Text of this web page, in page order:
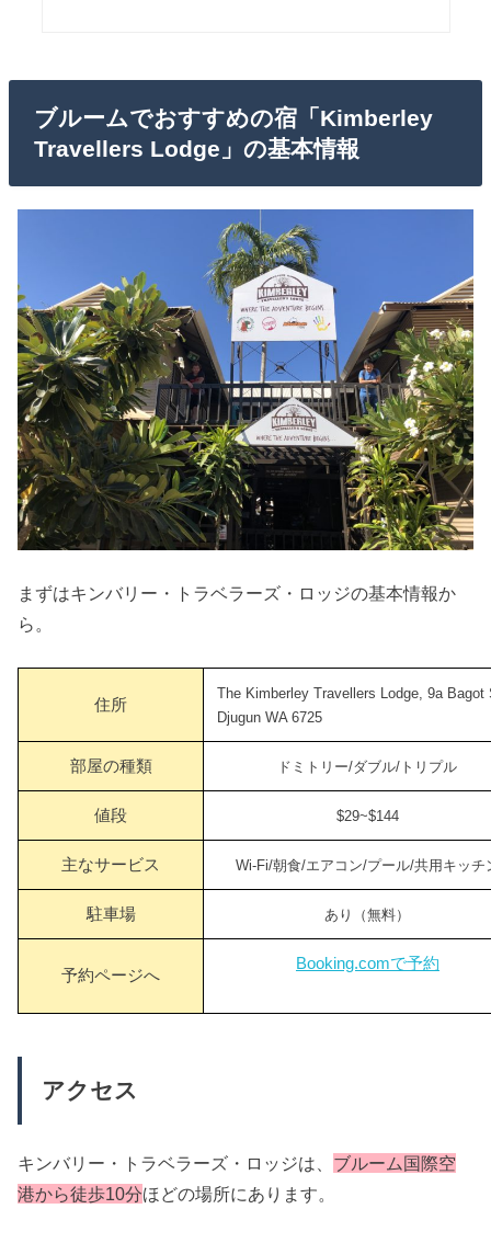
ブルームでおすすめの宿「Kimberley
Travellers Lodge」の基本情報
まずはキンバリー・トラベラーズ・ロッジの基本情報か
ら。
住所
The Kimberley Travellers Lodge, 9a Bagot
Djugun WA 6725
部屋の種類 ドミトリー/ダブル/トリプル
値段 $29~$144
主なサービス Wi-Fi/朝食/エアコン/プール/共用キッチ
駐車場 あり（無料）
予約ページへ
Booking.comで予約
アクセス
キンバリー・トラベラーズ・ロッジは、 ブルーム国際空
港から徒歩10分ほどの場所にあります。